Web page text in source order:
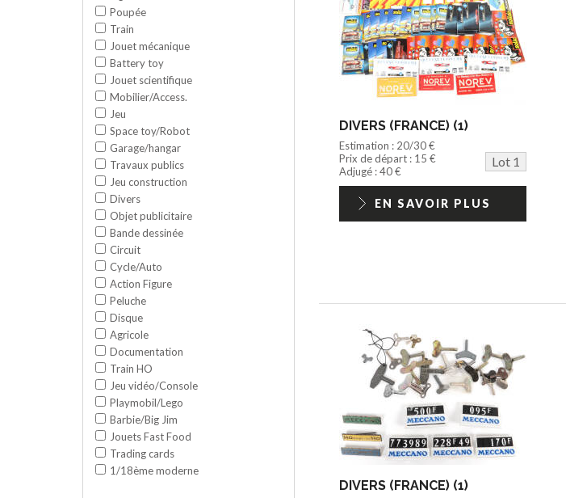
Poupée
Train
Jouet mécanique
Battery toy
Jouet scientifique
Mobilier/Access.
Jeu
Space toy/Robot
Garage/hangar
Travaux publics
Jeu construction
Divers
Objet publicitaire
Bande dessinée
Circuit
Cycle/Auto
Action Figure
Peluche
Disque
Agricole
Documentation
Train HO
Jeu vidéo/Console
Playmobil/Lego
Barbie/Big Jim
Jouets Fast Food
Trading cards
1/18ème moderne
DIVERS (FRANCE) (1)
Estimation : 20/30 €
Prix de départ : 15 €
Lot 1
Adjugé : 40 €
EN SAVOIR PLUS
DIVERS (FRANCE) (1)